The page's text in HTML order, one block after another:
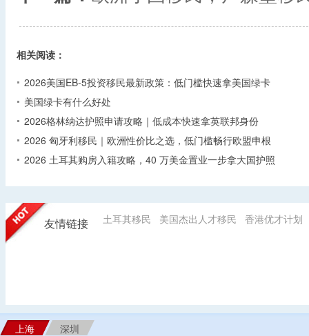
相关阅读：
2026美国EB-5投资移民最新政策：低门槛快速拿美国绿卡
美国绿卡有什么好处
2026格林纳达护照申请攻略｜低成本快速拿英联邦身份
2026 匈牙利移民｜欧洲性价比之选，低门槛畅行欧盟申根
2026 土耳其购房入籍攻略，40 万美金置业一步拿大国护照
友情链接 土耳其移民 美国杰出人才移民 香港优才计划
上海
深圳